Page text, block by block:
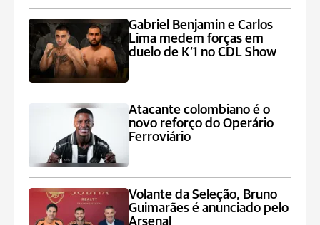
Gabriel Benjamin e Carlos
Lima medem forças em
duelo de K’1 no CDL Show
Atacante colombiano é o
novo reforço do Operário
Ferroviário
Volante da Seleção, Bruno
Guimarães é anunciado pelo
Arsenal